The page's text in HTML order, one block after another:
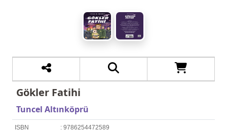
Gökler Fatihi
Tuncel Altınköprü
ISBN : 9786254472589